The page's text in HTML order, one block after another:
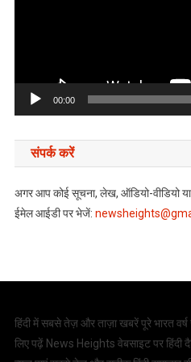
00:00
संपर्क करें
अगर आप कोई सूचना, लेख, ऑडियो-वीडियो
ईमेल आईडी पर भेजें:
हिंदी में सबसे तेज़ और ताज़ा खबरें पूरे भारत
लिए पढ़ें News Heights वेबसाइट पर हिंदी